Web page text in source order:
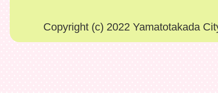
Copyright (c) 2022 Yamatotakada